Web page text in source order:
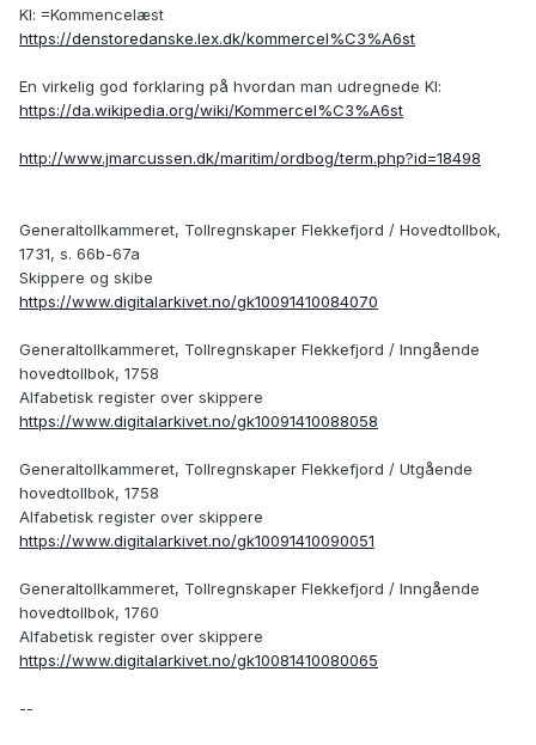
Kl: =Kommencelæst
https://denstoredanske.lex.dk/kommercel%C3%A6st
En virkelig god forklaring på hvordan man udregnede Kl:
https://da.wikipedia.org/wiki/Kommercel%C3%A6st
http://www.jmarcussen.dk/maritim/ordbog/term.php?id=18498
Generaltollkammeret, Tollregnskaper Flekkefjord / Hovedtollbok,
1731, s. 66b-67a
Skippere og skibe
https://www.digitalarkivet.no/gk10091410084070
Generaltollkammeret, Tollregnskaper Flekkefjord / Inngående
hovedtollbok, 1758
Alfabetisk register over skippere
https://www.digitalarkivet.no/gk10091410088058
Generaltollkammeret, Tollregnskaper Flekkefjord / Utgående
hovedtollbok, 1758
Alfabetisk register over skippere
https://www.digitalarkivet.no/gk10091410090051
Generaltollkammeret, Tollregnskaper Flekkefjord / Inngående
hovedtollbok, 1760
Alfabetisk register over skippere
https://www.digitalarkivet.no/gk10081410080065
--